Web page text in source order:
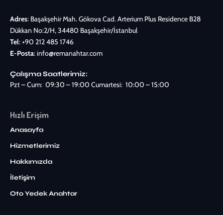
Adres: Başakşehir Mah. Gökova Cad. Arterium Plus Residence B28
Dükkan No:2/H, 34480 Başakşehir/İstanbul
Tel:+90 212 485 1746
E-Posta:info@remanahtar.com
Çalışma Saatlerimiz:
Pzt – Cum: 09:30 – 19:00 Cumartesi: 10:00 – 15:00
Hızlı Erişim
Anasayfa
Hizmetlerimiz
Hakkımızda
İletişim
Oto Yedek Anahtar